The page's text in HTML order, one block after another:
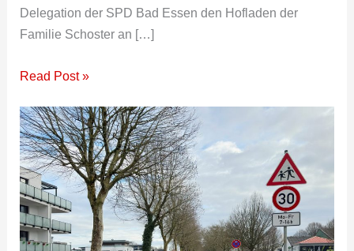
Delegation der SPD Bad Essen den Hofladen der
Familie Schoster an […]
Read Post »